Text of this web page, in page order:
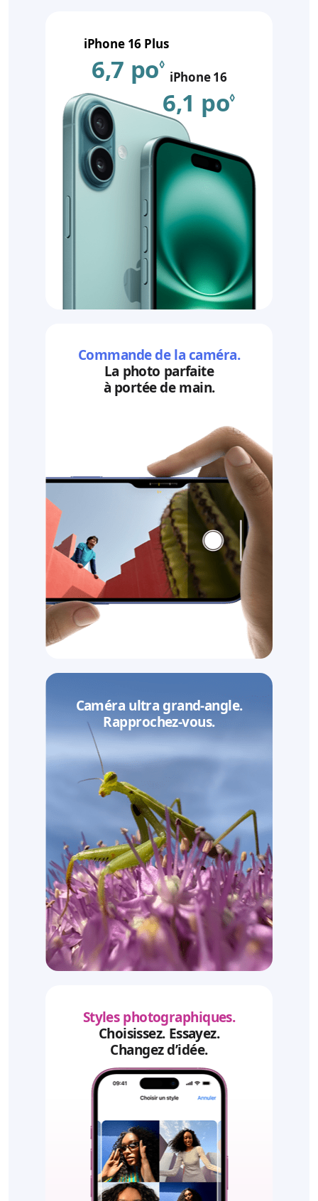
iPhone 16 Plus
6,7 po◊Mention
iPhone 16
6,1 po◊
Commande de la caméra.
La photo parfaite
à portée de main.
Caméra ultra grand-angle.
Rapprochez-vous.
Styles photographiques.
Choisissez. Essayez.
Changez d’idée.